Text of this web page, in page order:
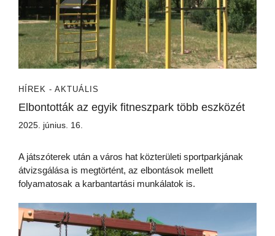
HÍREK - AKTUÁLIS
Elbontották az egyik fitneszpark több eszközét
2025. június. 16.
A játszóterek után a város hat közterületi sportparkjának
átvizsgálása is megtörtént, az elbontások mellett
folyamatosak a karbantartási munkálatok is.